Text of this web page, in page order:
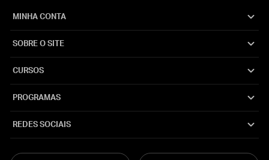
MINHA CONTA
SOBRE O SITE
CURSOS
PROGRAMAS
REDES SOCIAIS